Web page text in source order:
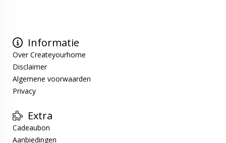
Informatie
Over Createyourhome
Disclaimer
Algemene voorwaarden
Privacy
Extra
Cadeaubon
Aanbiedingen